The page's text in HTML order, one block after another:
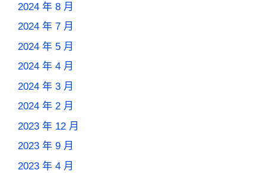
2024 年 8 月
2024 年 7 月
2024 年 5 月
2024 年 4 月
2024 年 3 月
2024 年 2 月
2023 年 12 月
2023 年 9 月
2023 年 4 月